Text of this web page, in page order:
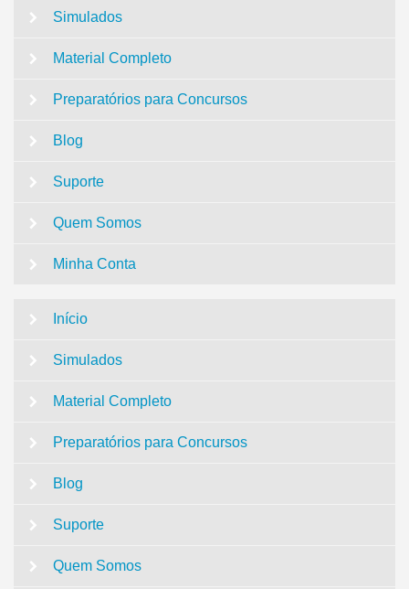
Simulados
Material Completo
Preparatórios para Concursos
Blog
Suporte
Quem Somos
Minha Conta
Início
Simulados
Material Completo
Preparatórios para Concursos
Blog
Suporte
Quem Somos